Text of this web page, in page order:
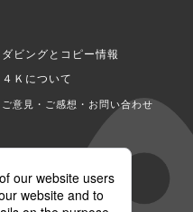
ダビングとコピー情報
４Ｋについて
ご意見・ご感想・お問い合わせ
テレ朝チャンネル